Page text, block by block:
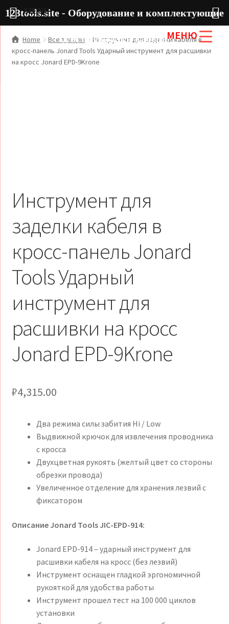
МЕНЮ
Home Все товары
Инструмент для заделки кабеля в
кросс-панель Jonard Tools Ударный инструмент для расшивки
на кросс Jonard EPD-9Krone
Инструмент для
заделки кабеля в
кросс-панель Jonard
Tools Ударный
инструмент для
расшивки на кросс
Jonard EPD-9Krone
₽4,315.00
Два режима силы забития Hi / Low
Выдвижной крючок для извлечения проводника
с кросса
Двухцветная рукоять (желтый цвет со стороны
обрезки провода)
Увеличенное отделение для хранения лезвий с
фиксатором
Описание Jonard Tools JIC-EPD-914:
Jonard EPD-914 – ударный инструмент для
расшивки кабеля на кросс (без лезвий)
Инструмент оснащен гладкой эргономичной
рукояткой для удобства работы
Инструмент прошел тест на 100 000 циклов
установки
MENU
123tools.site - Оборудование и комплектующие
для прокладки кабеля